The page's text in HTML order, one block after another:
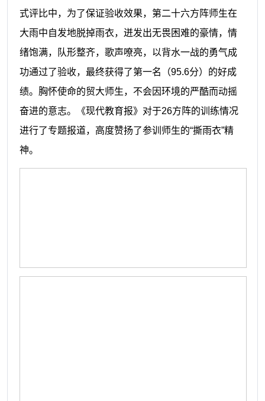
式评比中，为了保证验收效果，第二十六方阵师生在
大雨中自发地脱掉雨衣，迸发出无畏困难的豪情，情
绪饱满，队形整齐，歌声嘹亮，以背水一战的勇气成
功通过了验收，最终获得了第一名（95.6分）的好成
绩。胸怀使命的贸大师生，不会因环境的严酷而动摇
奋进的意志。《现代教育报》对于26方阵的训练情况
进行了专题报道，高度赞扬了参训师生的“撕雨衣”精
神。